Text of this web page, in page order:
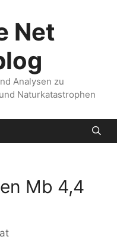
Net
Analysen zu
Naturkatastrophen
Mb 4,4